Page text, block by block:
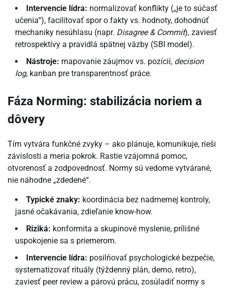
Intervencie lídra: normalizovať konflikty („je to súčasť
učenia“), facilitovať spor o fakty vs. hodnoty, dohodnúť
mechaniky nesúhlasu (napr. Disagree & Commit), zaviesť
retrospektívy a pravidlá spätnej väzby (SBI model).
Nástroje: mapovanie záujmov vs. pozícií, decision
log, kanban pre transparentnosť práce.
Fáza Norming: stabilizácia noriem a
dôvery
Tím vytvára funkčné zvyky – ako plánuje, komunikuje, rieši
závislosti a meria pokrok. Rastie vzájomná pomoc,
otvorenosť a zodpovednosť. Normy sú vedome vytvárané,
nie náhodne „zdedené“.
Typické znaky: koordinácia bez nadmernej kontroly,
jasné očakávania, zdieľanie know-how.
Riziká: konformita a skupinové myslenie, prílišné
uspokojenie sa s priemerom.
Intervencie lídra: posilňovať psychologické bezpečie,
systematizovať rituály (týždenný plán, demo, retro),
zaviesť peer review a párovú prácu, zosúladiť normy s